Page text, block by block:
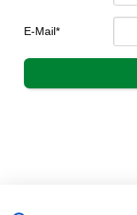
E-Mail*